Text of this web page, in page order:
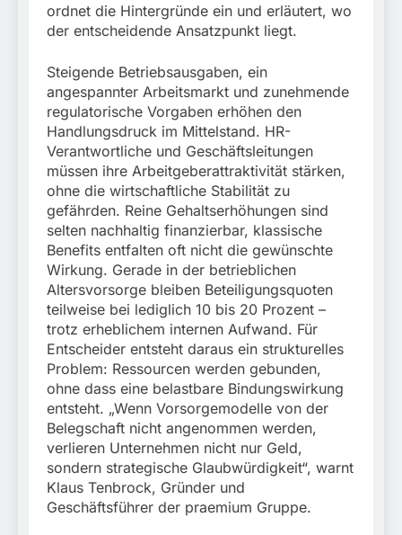
Tiefgaragenzufahrt
31. Juli 2026
ordnet die Hintergründe ein und erläutert, wo
der entscheidende Ansatzpunkt liegt.
Steigende Betriebsausgaben, ein
angespannter Arbeitsmarkt und zunehmende
regulatorische Vorgaben erhöhen den
Handlungsdruck im Mittelstand. HR-
Verantwortliche und Geschäftsleitungen
müssen ihre Arbeitgeberattraktivität stärken,
ohne die wirtschaftliche Stabilität zu
gefährden. Reine Gehaltserhöhungen sind
selten nachhaltig finanzierbar, klassische
Benefits entfalten oft nicht die gewünschte
Wirkung. Gerade in der betrieblichen
Altersvorsorge bleiben Beteiligungsquoten
teilweise bei lediglich 10 bis 20 Prozent –
trotz erheblichem internen Aufwand. Für
Entscheider entsteht daraus ein strukturelles
Problem: Ressourcen werden gebunden,
ohne dass eine belastbare Bindungswirkung
entsteht. „Wenn Vorsorgemodelle von der
Belegschaft nicht angenommen werden,
verlieren Unternehmen nicht nur Geld,
sondern strategische Glaubwürdigkeit“, warnt
Klaus Tenbrock, Gründer und
Geschäftsführer der praemium Gruppe.